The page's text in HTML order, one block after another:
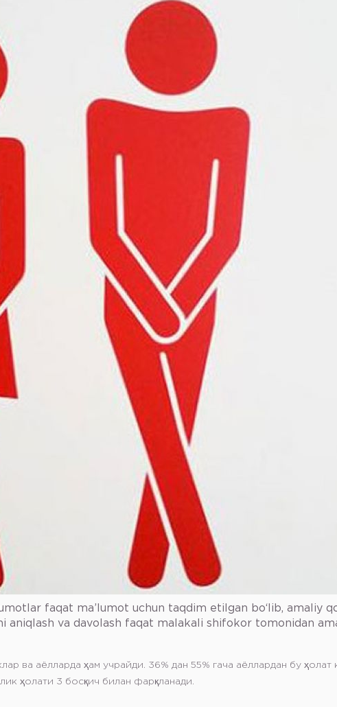
faqat ma’lumot uchun taqdim etilgan bo‘lib, amaliy
aniqlash va davolash faqat malakali shifokor tomonidan
ва аёлларда ҳам учрайди. 36% дан 55% гача аёллардан бу ҳолат
ҳолати 3 босқич билан фарқланади.